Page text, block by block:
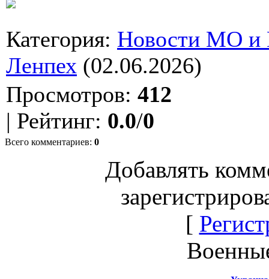
Категория: Новости МО
Ленпех (02.06.2026)
Просмотров: 412
| Рейтинг: 0.0/0
Всего комментариев: 0
Добавлять
[